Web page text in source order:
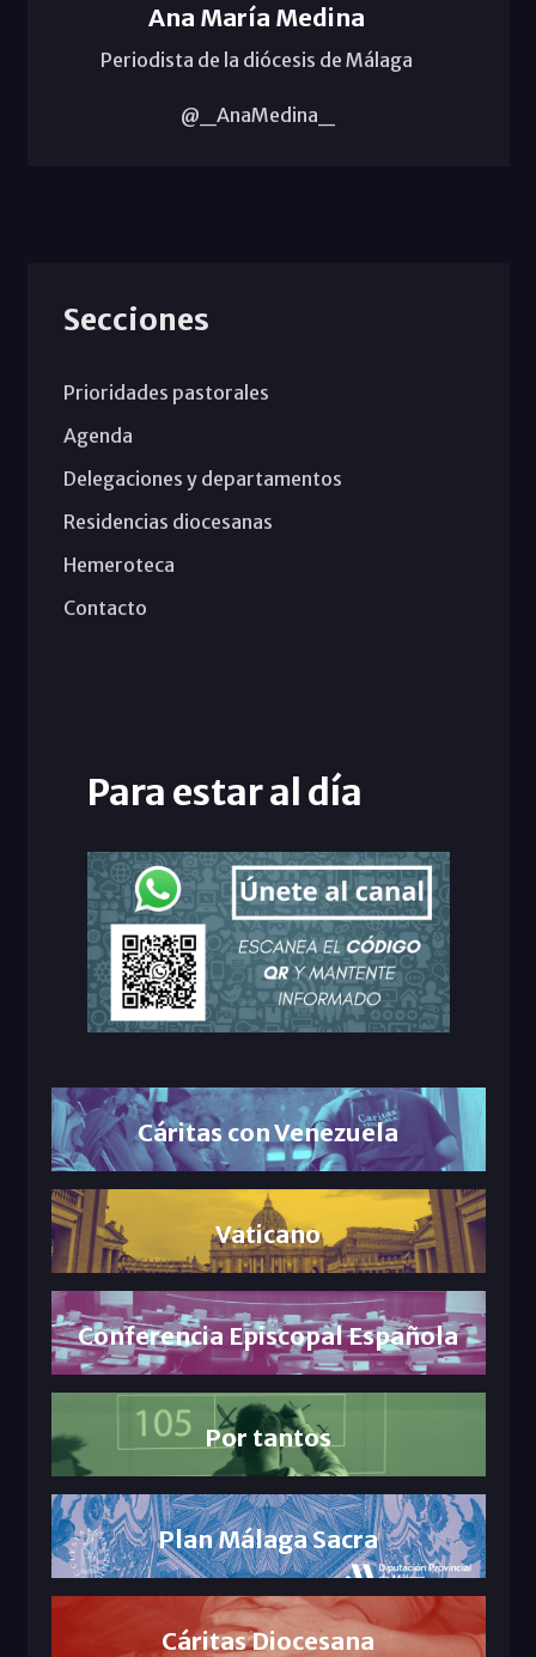
Ana María Medina
Periodista de la diócesis de Málaga
@_AnaMedina_
Secciones
Prioridades pastorales
Agenda
Delegaciones y departamentos
Residencias diocesanas
Hemeroteca
Contacto
Para estar al día
Cáritas con Venezuela
Vaticano
Conferencia Episcopal Española
Por tantos
Plan Málaga Sacra
Cáritas Diocesana